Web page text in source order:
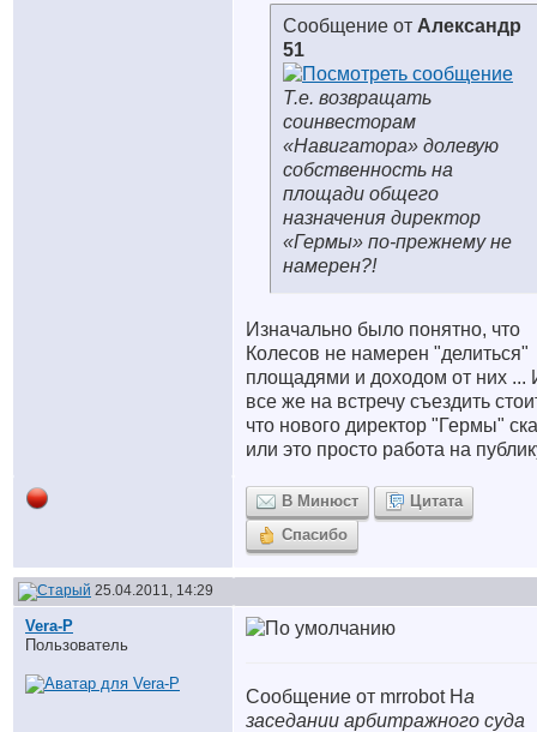
Сообщение от Александр
51
Т.е. возвращать
соинвесторам
«Навигатора» долевую
собственность на
площади общего
назначения директор
«Гермы» по-прежнему не
намерен?!
Изначально было понятно, что
Колесов не намерен "делиться"
площадями и доходом от них ...
все же на встречу съездить
что нового директор "Гермы"
или это просто работа на
В Минюст
Цитата
Спасибо
25.04.2011, 14:29
Vera-P
Пользователь
Сообщение от mrrobot На
заседании арбитражного суда